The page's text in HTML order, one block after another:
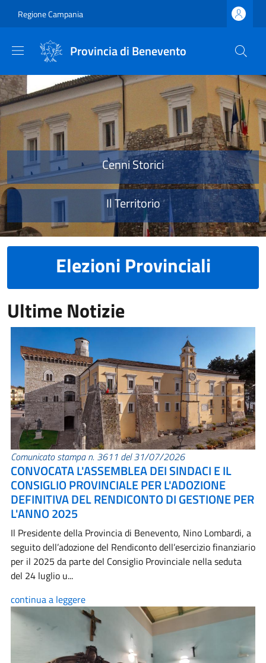
Regione Campania
Provincia di Benevento
Provincia di Benevento
Cenni Storici
Il Territorio
Elezioni Provinciali
Ultime Notizie
Comunicato stampa n. 3611 del 31/07/2026
CONVOCATA L'ASSEMBLEA DEI SINDACI E IL
CONSIGLIO PROVINCIALE PER L'ADOZIONE
DEFINITIVA DEL RENDICONTO DI GESTIONE PER
L'ANNO 2025
Il Presidente della Provincia di Benevento, Nino Lombardi, a
seguito dell’adozione del Rendiconto dell’esercizio finanziario
per il 2025 da parte del Consiglio Provinciale nella seduta
del 24 luglio u...
continua a leggere